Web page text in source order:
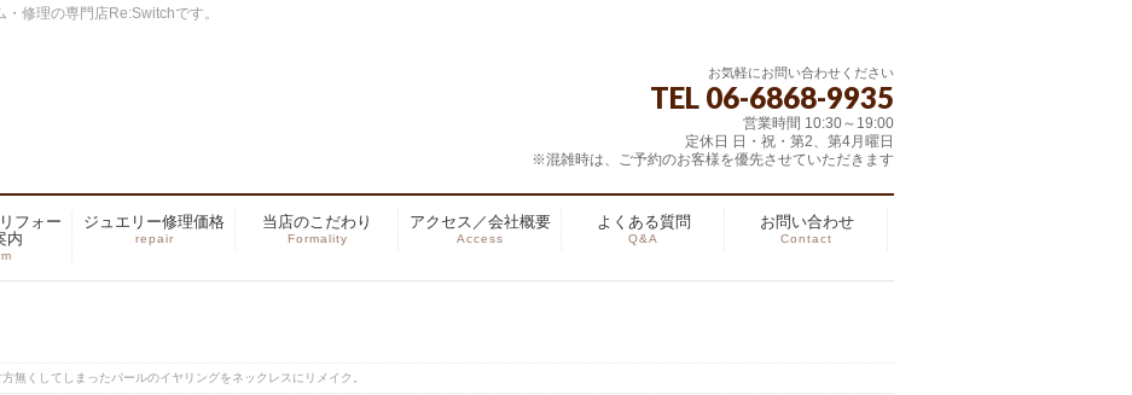
修理の専門店Re:Switchです。
お気軽にお問い合わせください
TEL 06-6868-9935
営業時間 10:30～19:00
定休日 日・祝・第2、第4月曜日
※混雑時は、ご予約のお客様を優先させていただきます
フォー
内
ジュエリー修理価格
repair
当店のこだわり
Formality
アクセス／会社概要
Access
よくある質問
Q&A
お問い合わせ
Contact
方無くしてしまったパールのイヤリングをネックレスにリメイク。